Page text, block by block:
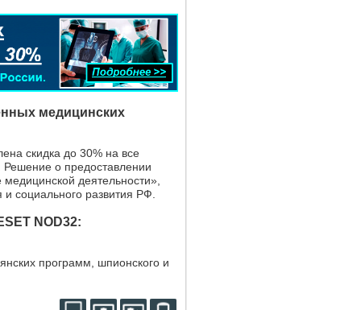
медицинских
скидка до 30% на все
Решение о предоставлении
деятельности»,
социального развития РФ.
NOD32:
программ, шпионского и